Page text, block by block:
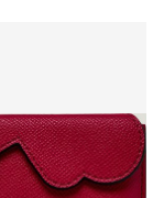
Tous